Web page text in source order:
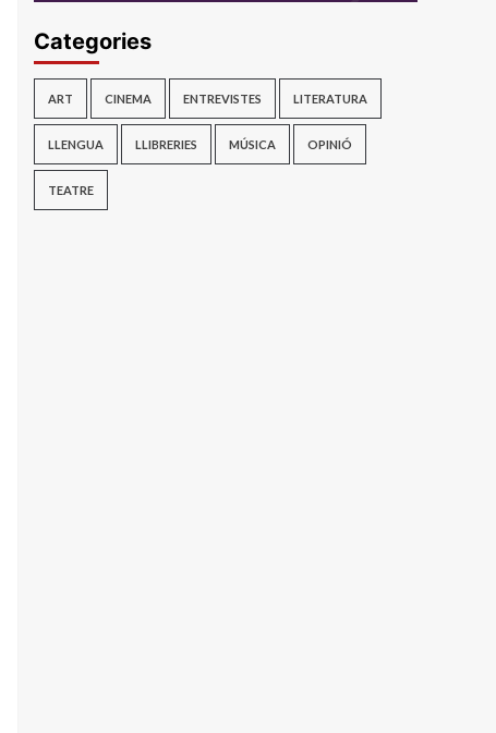
Categories
ART CINEMA ENTREVISTES LITERATURA
LLENGUA LLIBRERIES MÚSICA OPINIÓ
TEATRE